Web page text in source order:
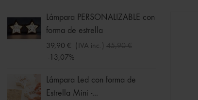
Lámpara PERSONALIZABLE con
forma de estrella
39,90 € (IVA inc.)
45,90 €
-13,07%
Lámpara Led con forma de
Estrella Mini -...